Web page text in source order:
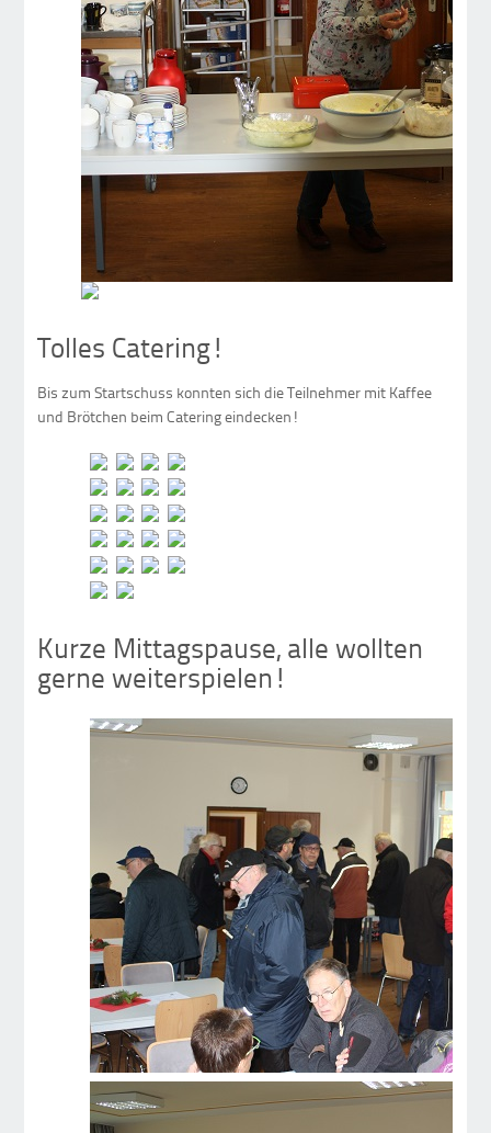
Tolles Catering!
Bis zum Startschuss konnten sich die Teilnehmer mit Kaffee
und Brötchen beim Catering eindecken!
Kurze Mittagspause, alle wollten
gerne weiterspielen!